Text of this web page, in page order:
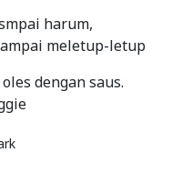
harum,
meletup-letup
dengan saus.